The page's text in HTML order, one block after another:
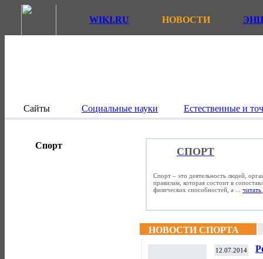
WIKI.RU НОВОСТИ
Сайты Социальные науки Естественные и
Спорт
СПОРТ
Спорт – это деятельность людей,
правилам, которая состоит в
физических способностей, а ... читать
НОВОСТИ СПОРТА
12.07.2014